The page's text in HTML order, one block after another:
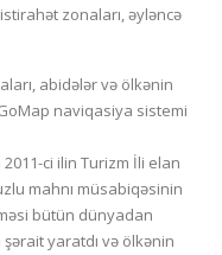
zonaları, əyləncə
abidələr və ölkənin
naviqasiya sistemi
ci ilin Turizm İli elan
mahnı müsabiqəsinin
bütün dünyadan
yaratdı və ölkənin